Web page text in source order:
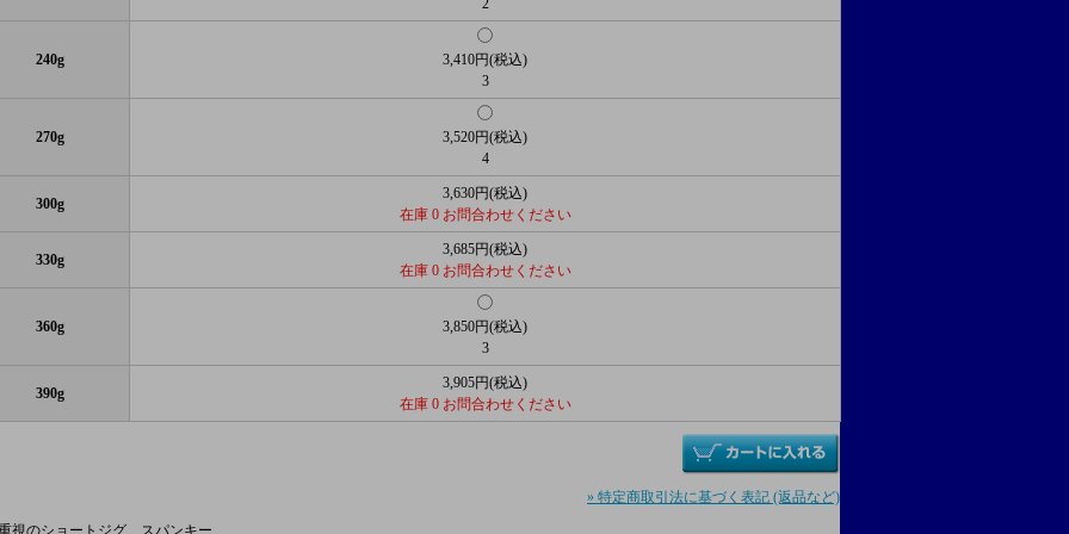
2
240g
3,410円(税込)
3
270g
3,520円(税込)
4
300g
3,630円(税込)
在庫 0 お問合わせください
330g
3,685円(税込)
在庫 0 お問合わせください
360g
3,850円(税込)
3
390g
3,905円(税込)
在庫 0 お問合わせください
» 特定商取引法に基づく表記 (返品など)
視のショートジグ、スパンキー